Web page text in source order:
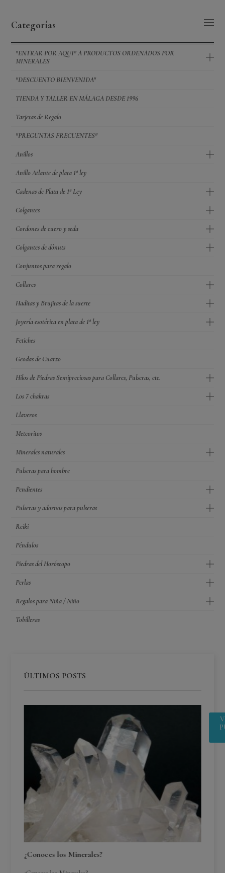
Categorías
"ENTRAR POR AQUI" A PRODUCTOS ORDENADOS POR
MINERALES
"DESCUENTO BIENVENIDA"
TIENDA Y TALLER EN MÁLAGA DESDE 1996
Tarjetas de Regalo
"PREGUNTAS FRECUENTES"
Anillos
Anillo Atlante de plata 1ª ley
Cadenas de Plata de 1ª Ley
Colgantes
Cordones de cuero y seda
Colgantes de dónuts
Conjuntos para regalo
Collares
Haditas y Brujitas de la suerte
Joyería esotérica en plata de 1ª ley
Fetiches
Geodas de Cuarzo
Hilos de Piedras Semipreciosas para Collares, Pulseras, etc.
Los 7 chakras
Llaveros
Meteoritos
Minerales naturales
Pulseras para hombre
Pendientes
Pulseras y adornos para pulseras
Reiki
Péndulos
Piedras del Horóscopo
Perlas
Regalos para Niña / Niño
Tobilleras
ÚLTIMOS POSTS
¿Conoces los Minerales?